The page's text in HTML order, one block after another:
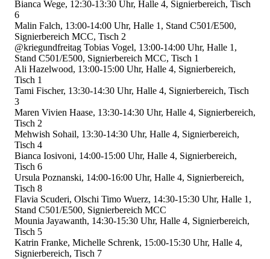
Bianca Wege, 12:30-13:30 Uhr, Halle 4, Signierbereich, Tisch
6
Malin Falch, 13:00-14:00 Uhr, Halle 1, Stand C501/E500,
Signierbereich MCC, Tisch 2
@kriegundfreitag Tobias Vogel, 13:00-14:00 Uhr, Halle 1,
Stand C501/E500, Signierbereich MCC, Tisch 1
Ali Hazelwood, 13:00-15:00 Uhr, Halle 4, Signierbereich,
Tisch 1
Tami Fischer, 13:30-14:30 Uhr, Halle 4, Signierbereich, Tisch
3
Maren Vivien Haase, 13:30-14:30 Uhr, Halle 4, Signierbereich,
Tisch 2
Mehwish Sohail, 13:30-14:30 Uhr, Halle 4, Signierbereich,
Tisch 4
Bianca Iosivoni, 14:00-15:00 Uhr, Halle 4, Signierbereich,
Tisch 6
Ursula Poznanski, 14:00-16:00 Uhr, Halle 4, Signierbereich,
Tisch 8
Flavia Scuderi, Olschi Timo Wuerz, 14:30-15:30 Uhr, Halle 1,
Stand C501/E500, Signierbereich MCC
Mounia Jayawanth, 14:30-15:30 Uhr, Halle 4, Signierbereich,
Tisch 5
Katrin Franke, Michelle Schrenk, 15:00-15:30 Uhr, Halle 4,
Signierbereich, Tisch 7